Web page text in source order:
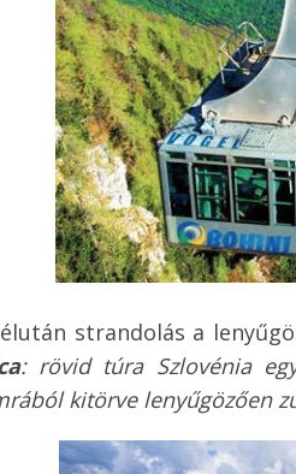
strandolás a
: rövid túra Szlovénia
kitörve lenyűgözően